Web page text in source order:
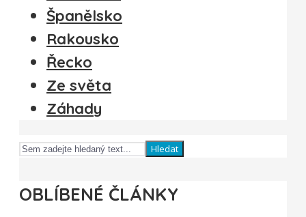
Španělsko
Rakousko
Řecko
Ze světa
Záhady
Hledat
OBLÍBENÉ ČLÁNKY